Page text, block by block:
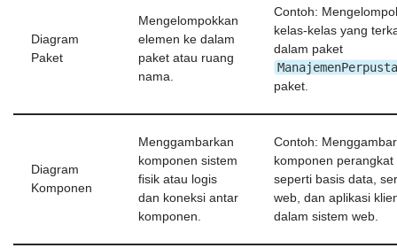
Diagram
Paket
Mengelompokkan
elemen ke dalam
paket atau ruang
nama.
Contoh:
kelas-kelas yang
dalam paket
paket.
Diagram
Komponen
Menggambarkan
komponen sistem
fisik atau logis
dan koneksi antar
komponen.
Contoh:
komponen perangkat
seperti basis data,
web, dan aplikasi
dalam sistem web.